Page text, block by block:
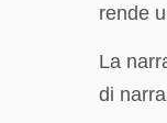
rende
La
di